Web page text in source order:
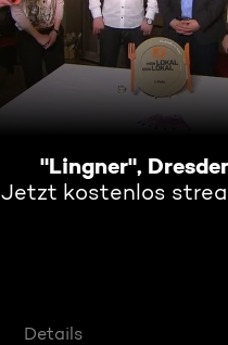
"Lingner",
Jetzt kostenlos
Details